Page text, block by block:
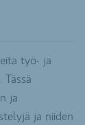
työ- ja
ja
ja niiden